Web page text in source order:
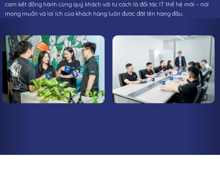
cam kết đồng hành cùng quý khách với tư cách là đối tác IT thế hệ mới – nơi
mong muốn và lợi ích của khách hàng luôn được đặt lên hàng đầu.